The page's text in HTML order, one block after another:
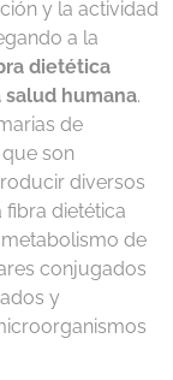
y la actividad
a la
dietética
humana.
de
son
diversos
dietética
de
conjugados
y